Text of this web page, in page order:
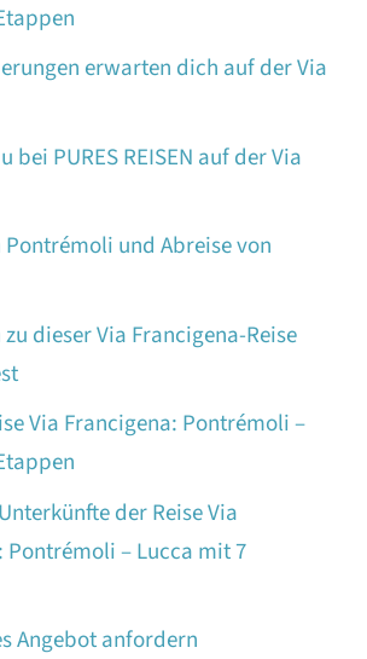
erwarten dich auf der Via
bei PURES REISEN auf der Via
Pontrémoli und Abreise von
dieser Via Francigena-Reise
Via Francigena: Pontrémoli –
der Reise Via
Pontrémoli – Lucca mit 7
Angebot anfordern